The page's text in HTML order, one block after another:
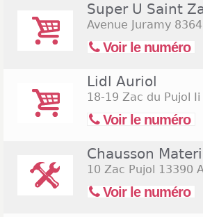
Super U Saint
Avenue Juramy
Voir le numéro
Lidl Auriol
18-19 Zac du Pujol
Voir le numéro
Chausson
10 Zac Pujol 13390
Voir le numéro